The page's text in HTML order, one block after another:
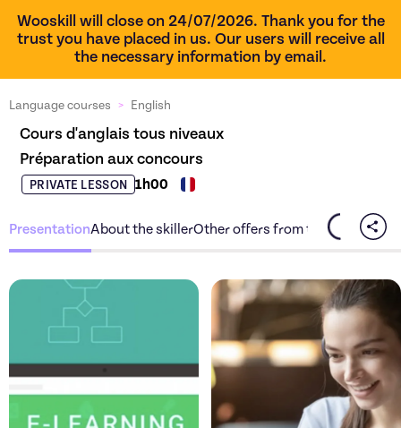
Wooskill will close on 24/07/2026. Thank you for the
trust you have placed in us. Our users will receive all
the necessary information by email.
Language courses > English
Cours d'anglais tous niveaux
Préparation aux concours
PRIVATE LESSON 1h00
PresentationAbout the skillerOther offers from the skiller
Discover the offerCours